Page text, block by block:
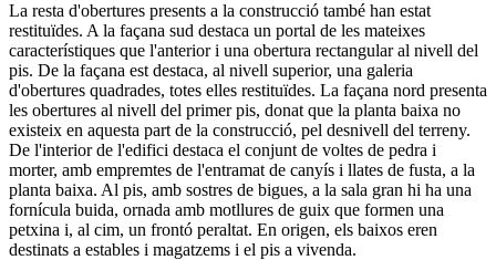
La resta d'obertures presents a la construcció també han estat
restituïdes. A la façana sud destaca un portal de les mateixes
característiques que l'anterior i una obertura rectangular al nivell del
pis. De la façana est destaca, al nivell superior, una galeria
d'obertures quadrades, totes elles restituïdes. La façana nord presenta
les obertures al nivell del primer pis, donat que la planta baixa no
existeix en aquesta part de la construcció, pel desnivell del terreny.
De l'interior de l'edifici destaca el conjunt de voltes de pedra i
morter, amb empremtes de l'entramat de canyís i llates de fusta, a la
planta baixa. Al pis, amb sostres de bigues, a la sala gran hi ha una
fornícula buida, ornada amb motllures de guix que formen una
petxina i, al cim, un frontó peraltat. En origen, els baixos eren
destinats a estables i magatzems i el pis a vivenda.